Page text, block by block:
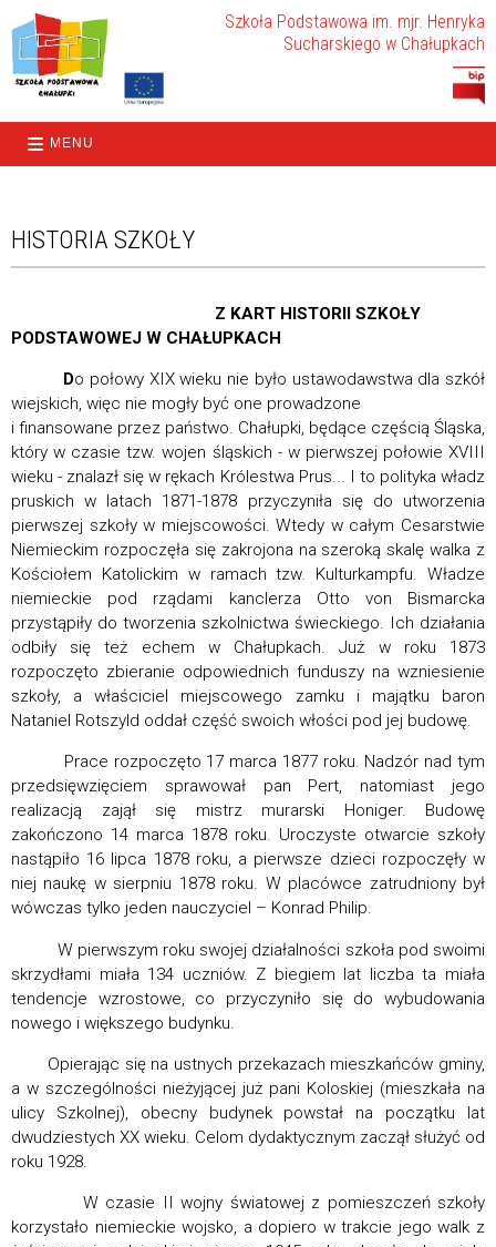
Szkoła Podstawowa im. mjr. Henryka
Sucharskiego w Chałupkach
MENU
HISTORIA SZKOŁY
Z KART HISTORII SZKOŁY
PODSTAWOWEJ W CHAŁUPKACH
Do połowy XIX wieku nie było ustawodawstwa dla szkół
wiejskich, więc nie mogły być one prowadzone
i finansowane przez państwo. Chałupki, będące częścią Śląska,
który w czasie tzw. wojen śląskich - w pierwszej połowie XVIII
wieku - znalazł się w rękach Królestwa Prus... I to polityka władz
pruskich w latach 1871-1878 przyczyniła się do utworzenia
pierwszej szkoły w miejscowości. Wtedy w całym Cesarstwie
Niemieckim rozpoczęła się zakrojona na szeroką skalę walka z
Kościołem Katolickim w ramach tzw. Kulturkampfu. Władze
niemieckie pod rządami kanclerza Otto von Bismarcka
przystąpiły do tworzenia szkolnictwa świeckiego. Ich działania
odbiły się też echem w Chałupkach. Już w roku 1873
rozpoczęto zbieranie odpowiednich funduszy na wzniesienie
szkoły, a właściciel miejscowego zamku i majątku baron
Nataniel Rotszyld oddał część swoich włości pod jej budowę.
Prace rozpoczęto 17 marca 1877 roku. Nadzór nad tym
przedsięwzięciem sprawował pan Pert, natomiast jego
realizacją zajął się mistrz murarski Honiger. Budowę
zakończono 14 marca 1878 roku. Uroczyste otwarcie szkoły
nastąpiło 16 lipca 1878 roku, a pierwsze dzieci rozpoczęły w
niej naukę w sierpniu 1878 roku. W placówce zatrudniony był
wówczas tylko jeden nauczyciel – Konrad Philip.
W pierwszym roku swojej działalności szkoła pod swoimi
skrzydłami miała 134 uczniów. Z biegiem lat liczba ta miała
tendencje wzrostowe, co przyczyniło się do wybudowania
nowego i większego budynku.
Opierając się na ustnych przekazach mieszkańców gminy,
a w szczególności nieżyjącej już pani Koloskiej (mieszkała na
ulicy Szkolnej), obecny budynek powstał na początku lat
dwudziestych XX wieku. Celom dydaktycznym zaczął służyć od
roku 1928.
W czasie II wojny światowej z pomieszczeń szkoły
korzystało niemieckie wojsko, a dopiero w trakcie jego walk z